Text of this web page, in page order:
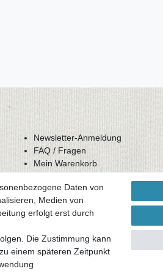
Newsletter-Anmeldung
FAQ / Fragen
Mein Warenkorb
Mein KontoDaten von
Medien von
erfolgt erst durch
Die Zustimmung kann
einem späteren Zeitpunkt